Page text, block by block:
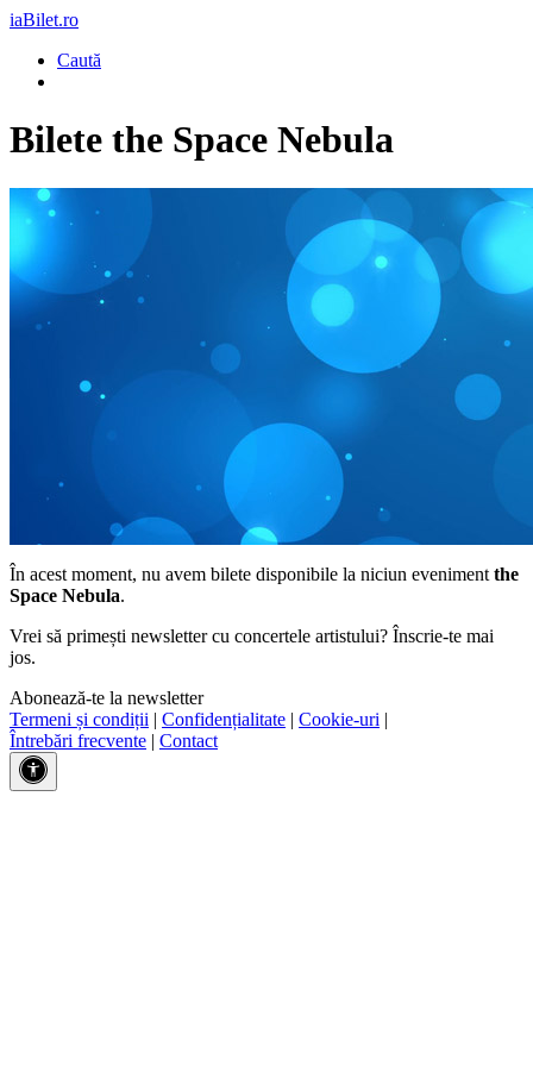
iaBilet.ro
Caută
Bilete the Space Nebula
În acest moment, nu avem bilete disponibile la niciun eveniment the
Space Nebula.
Vrei să primești newsletter cu concertele artistului? Înscrie-te mai
jos.
Abonează-te la newsletter
Termeni și condiții | Confidențialitate | Cookie-uri |
Întrebări frecvente | Contact